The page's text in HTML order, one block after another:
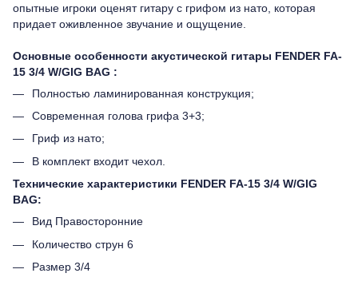
опытные игроки оценят гитару с грифом из нато, которая
придает оживленное звучание и ощущение.
Основные особенности акустической гитары FENDER FA-
15 3/4 W/GIG BAG :
Полностью ламинированная конструкция;
Современная голова грифа 3+3;
Гриф из нато;
В комплект входит чехол.
Технические характеристики FENDER FA-15 3/4 W/GIG
BAG:
Вид Правосторонние
Количество струн 6
Размер 3/4